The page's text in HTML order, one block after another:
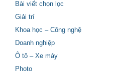
Bài viết chọn lọc
Giải trí
Khoa học – Công nghệ
Doanh nghiệp
Ô tô – Xe máy
Photo